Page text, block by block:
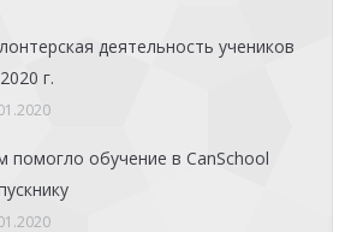
деятельность учеников
г.
помогло обучение в CanSchool